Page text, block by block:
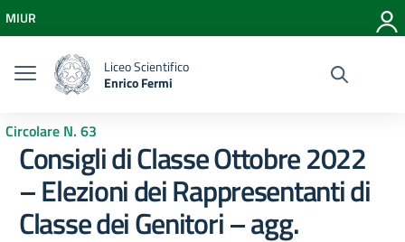
Vai al menu di navigazione
Vai al footer
MIUR
Liceo Scientifico
Enrico Fermi
Circolare N. 63
Consigli di Classe Ottobre 2022
– Elezioni dei Rappresentanti di
Classe dei Genitori – agg.